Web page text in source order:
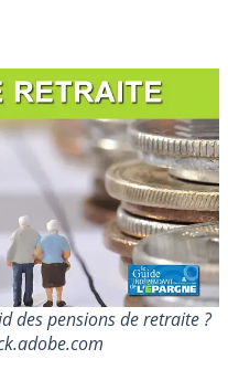
des pensions de retraite ?